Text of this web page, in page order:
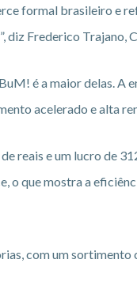
formal brasileiro e
diz Frederico Trajano,
é a maior delas. A
acelerado e alta
reais e um lucro de
que mostra a
com um sortimento